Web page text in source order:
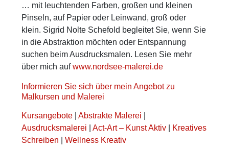
… mit leuchtenden Farben, großen und kleinen
Pinseln, auf Papier oder Leinwand, groß oder
klein. Sigrid Nolte Schefold begleitet Sie, wenn Sie
in die Abstraktion möchten oder Entspannung
suchen beim Ausdrucksmalen. Lesen Sie mehr
über mich aufwww.nordsee-malerei.de
Informieren Sie sich über mein Angebot zu
Malkursen und Malerei
Kursangebote | Abstrakte Malerei |
Ausdrucksmalerei | Act-Art – Kunst Aktiv | Kreatives
Schreiben |Wellness Kreativ